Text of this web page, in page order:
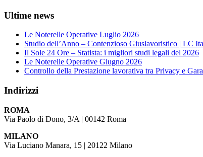
Ultime news
Le Noterelle Operative Luglio 2026
Studio dell’Anno – Contenzioso Giuslavoristico | LC
Il Sole 24 Ore – Statista: i migliori studi legali del 2026
Le Noterelle Operative Giugno 2026
Controllo della Prestazione lavorativa tra Privacy e
Indirizzi
ROMA
Via Paolo di Dono, 3/A | 00142 Roma
MILANO
Via Luciano Manara, 15 | 20122 Milano